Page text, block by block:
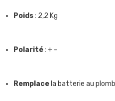
Poids: 2,2 Kg
Polarité: + -
Remplace la batterie au